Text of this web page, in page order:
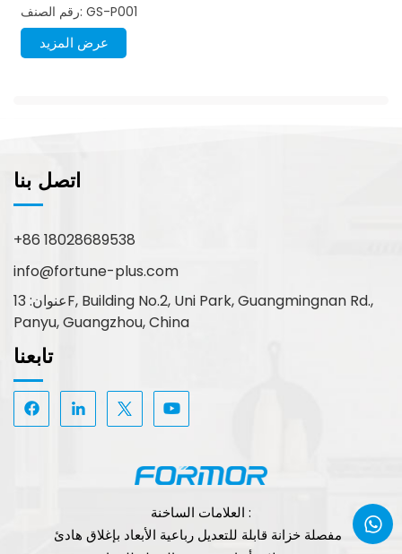
رقم الصنف: GS-P001
عرض المزيد
اتصل بنا
+86 18028689538
info@fortune-plus.com
عنوان: 13F, Building No.2, Uni Park, Guangmingnan Rd.,
Panyu, Guangzhou, China
تابعنا
العلامات الساخنة :
مفصلة خزانة قابلة للتعديل رباعية الأبعاد بإغلاق هادئ